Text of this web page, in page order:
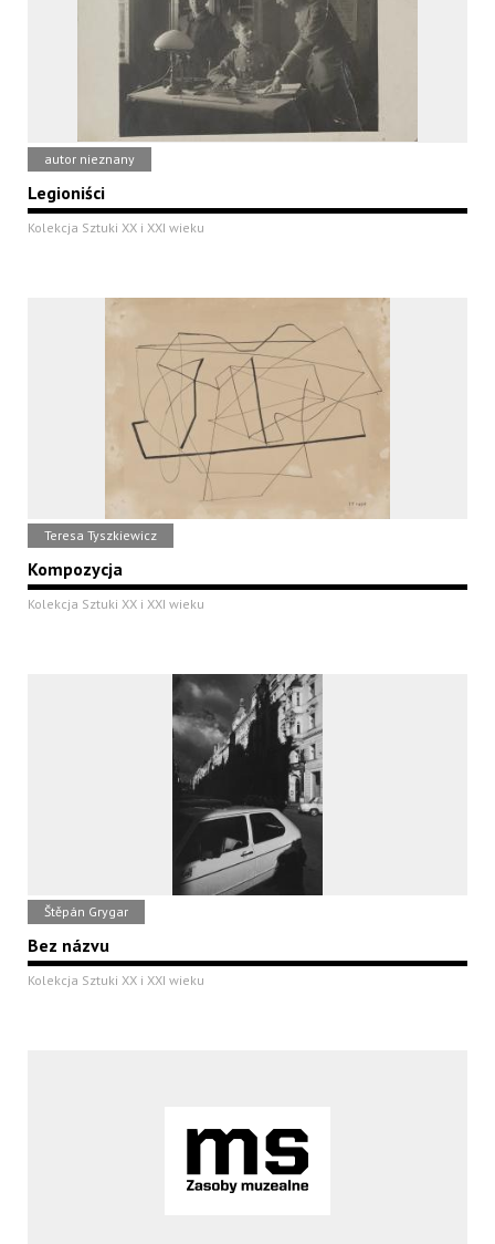
autor nieznany
Legioniści
Kolekcja Sztuki XX i XXI wieku
Teresa Tyszkiewicz
Kompozycja
Kolekcja Sztuki XX i XXI wieku
Štěpán Grygar
Bez názvu
Kolekcja Sztuki XX i XXI wieku